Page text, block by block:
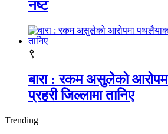
नष्ट
९
बारा : रकम असुलेको
प्रहरी जिल्लामा तानिए
Trending